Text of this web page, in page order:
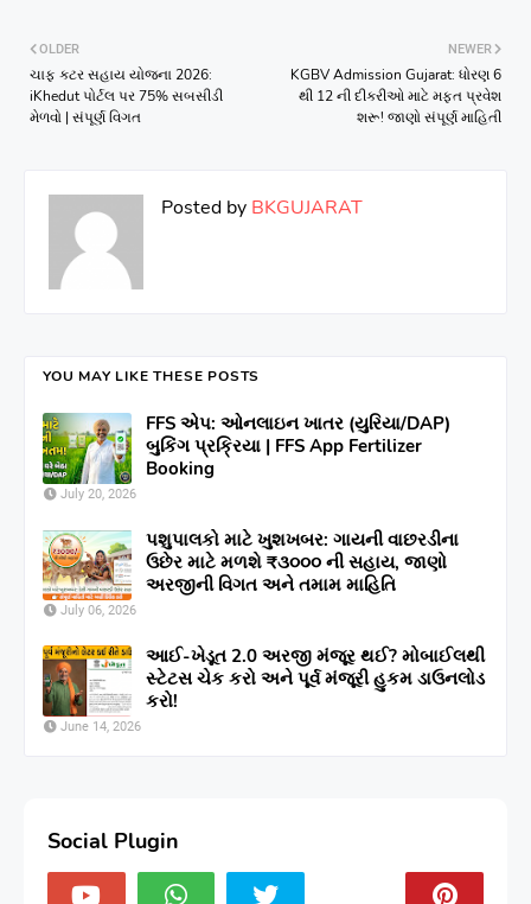
NEWER
KGBV Admission Gujarat: ધોરણ 6
થી 12 ની દીકરીઓ માટે મફત પ્રવેશ
શરૂ! જાણો સંપૂર્ણ માહિતી
OLDER
ચાફ કટર સહાય યોજના 2026:
iKhedut પોર્ટલ પર 75% સબસીડી
મેળવો | સંપૂર્ણ વિગત
Posted by BKGUJARAT
YOU MAY LIKE THESE POSTS
FFS એપ: ઓનલાઇન ખાતર (યુરિયા/DAP)
બુકિંગ પ્રક્રિયા | FFS App Fertilizer
Booking
July 20, 2026
પશુપાલકો માટે ખુશખબર: ગાયની વાછરડીના
ઉછેર માટે મળશે ₹૩૦૦૦ ની સહાય, જાણો
અરજીની વિગત અને તમામ માહિતિ
July 06, 2026
આઈ-ખેડૂત 2.0 અરજી મંજૂર થઈ? મોબાઈલથી
સ્ટેટસ ચેક કરો અને પૂર્વ મંજૂરી હુકમ ડાઉનલોડ
કરો!
June 14, 2026
Social Plugin